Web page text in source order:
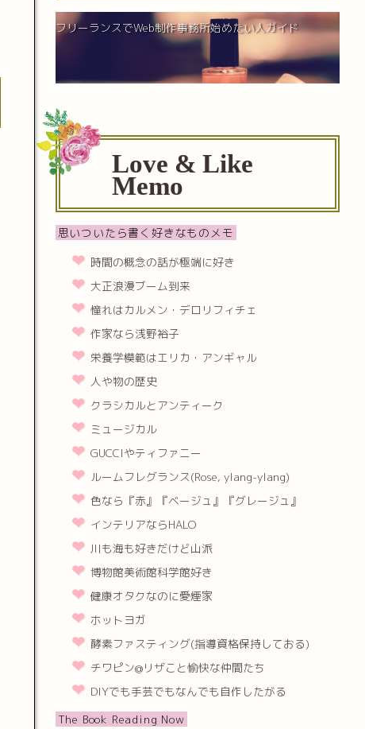
フリーランスでWeb制作事務所始めたい人ガイド
Love & Like
Memo
思いついたら書く好きなものメモ
時間の概念の話が極端に好き
大正浪漫ブーム到来
憧れはカルメン・デロリフィチェ
作家なら浅野裕子
栄養学模範はエリカ・アンギャル
人や物の歴史
クラシカルとアンティーク
ミュージカル
GUCCIやティファニー
ルームフレグランス(Rose, ylang-ylang)
色なら『赤』『ベージュ』『グレージュ』
インテリアならHALO
川も海も好きだけど山派
博物館美術館科学館好き
健康オタクなのに愛煙家
ホットヨガ
酵素ファスティング(指導資格保持しておる)
チワピン@リザこと愉快な仲間たち
DIYでも手芸でもなんでも自作したがる
The Book Reading Now